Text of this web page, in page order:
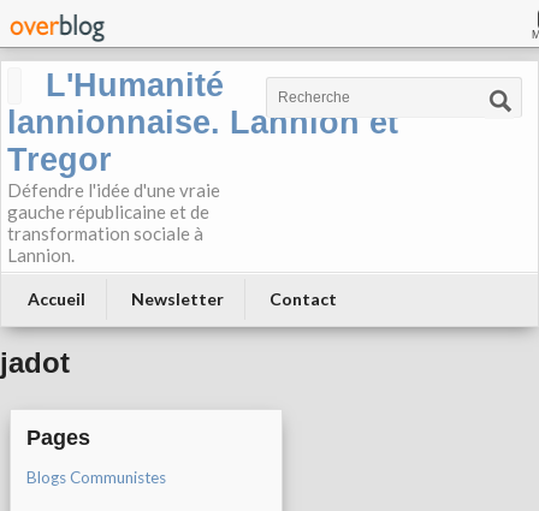
L'Humanité
lannionnaise. Lannion et
Tregor
Défendre l'idée d'une vraie
gauche républicaine et de
transformation sociale à
Lannion.
Accueil Newsletter Contact
jadot
Pages
Blogs Communistes